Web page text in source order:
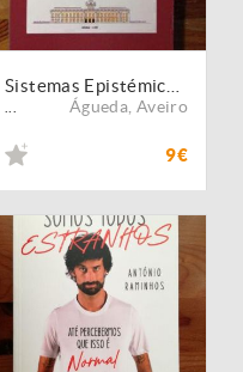
Águeda Aveiro
9€